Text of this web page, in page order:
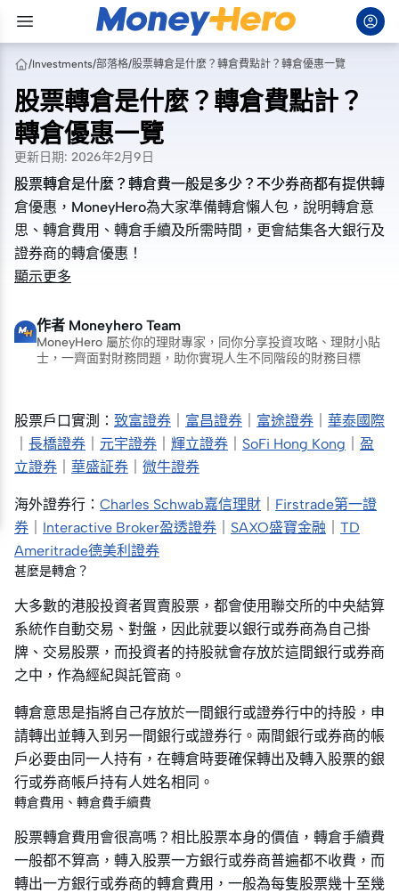
/Investments/部落格/股票轉倉是什麼？轉倉費點計？轉倉優惠一覽
股票轉倉是什麼？轉倉費點計？
轉倉優惠一覽
更新日期: 2026年2月9日
股票轉倉是什麼？轉倉費一般是多少？不少券商都有提供轉
倉優惠，MoneyHero為大家準備轉倉懶人包，說明轉倉意
思、轉倉費用、轉倉手續及所需時間，更會結集各大銀行及
證券商的轉倉優惠！
股票轉倉是什麼？轉倉費一般是多少？不少券商都有提供轉
倉優惠，MoneyHero為大家準備轉倉懶人包，說明轉倉意
思、轉倉費用、轉倉手續及所需時間，更會結集各大銀行及
證券商的轉倉優惠！
顯示更多
作者 Moneyhero Team
MoneyHero 屬於你的理財專家，同你分享投資攻略、理財小貼
士，一齊面對財務問題，助你實現人生不同階段的財務目標
股票戶口實測： 致富證券 富昌證券 富途證券
華泰國際
長橋證券 元宇證券 輝立證券 SoFi Hong Kong
盈
立證券
華盛証券 微牛證券
海外證券行： Charles Schwab嘉信理財
Firstrade第一證
券
Interactive Broker盈透證券 SAXO盛寶金融
TD
Ameritrade德美利證券
甚麼是轉倉？
大多數的港股投資者買賣股票，都會使用聯交所的中央結算
系統作自動交易、對盤，因此就要以銀行或券商為自己掛
牌、交易股票，而投資者的持股就會存放於這間銀行或券商
之中，作為經紀與託管商。
轉倉意思是指將自己存放於一間銀行或證券行中的持股，申
請轉出並轉入到另一間銀行或證券行。兩間銀行或券商的帳
戶必要由同一人持有，在轉倉時要確保轉出及轉入股票的銀
行或券商帳戶持有人姓名相同。
轉倉費用、轉倉費手續費
股票轉倉費用會很高嗎？相比股票本身的價值，轉倉手續費
一般都不算高，轉入股票一方銀行或券商普遍都不收費，而
轉出一方銀行或券商的轉倉費用，一般為每隻股票幾十至幾